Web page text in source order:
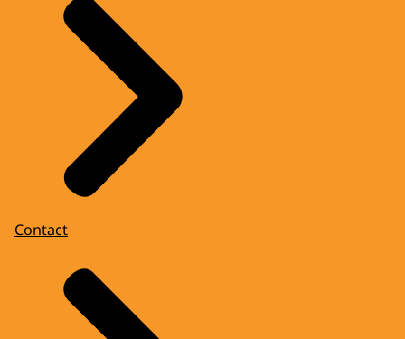
Contact